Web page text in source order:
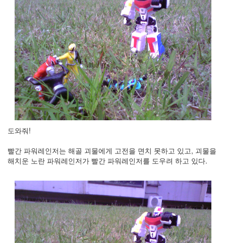
도와줘!
빨간 파워레인저는 해골 괴물에게 고전을 면치 못하고 있고, 괴물을
해치운 노란 파워레인저가 빨간 파워레인저를 도우려 하고 있다.
이
맥
스
엑
스
빔
XPH70.2
1
by
김
정
균